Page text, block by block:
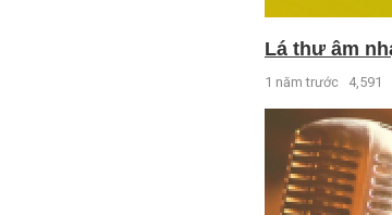
Lá thư âm
1 năm trước 4,591